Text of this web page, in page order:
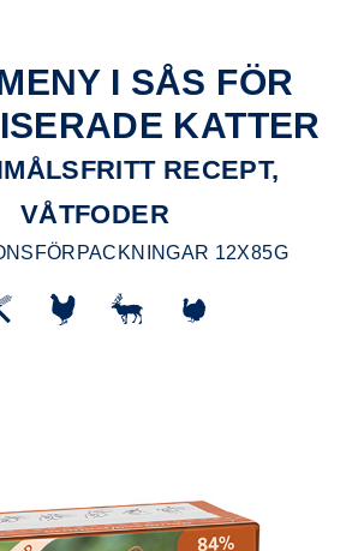
I SÅS FÖR
KATTER
RECEPT,
VÅTFODER
12X85G